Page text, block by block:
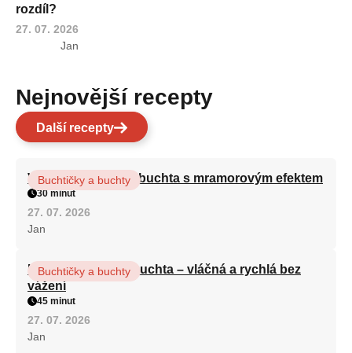
rozdíl?
27. 07. 2026
Jan
Nejnovější recepty
Další recepty
Vláčná olejová litá buchta s mramorovým efektem
Buchtičky a buchty
30 minut
27. 07. 2026
Jan
Hrnková maková buchta – vláčná a rychlá bez
vážení
Buchtičky a buchty
45 minut
27. 07. 2026
Jan